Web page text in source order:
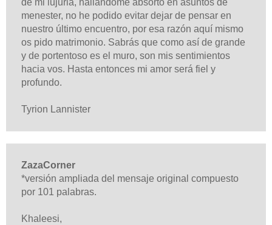
menester, no he podido evitar dejar de pensar en
nuestro último encuentro, por esa razón aquí mismo
os pido matrimonio. Sabrás que como así de grande
y de portentoso es el muro, son mis sentimientos
hacia vos. Hasta entonces mi amor será fiel y
profundo.
Tyrion Lannister
ZazaCorner
*versión ampliada del mensaje original compuesto
por 101 palabras.
Khaleesi,